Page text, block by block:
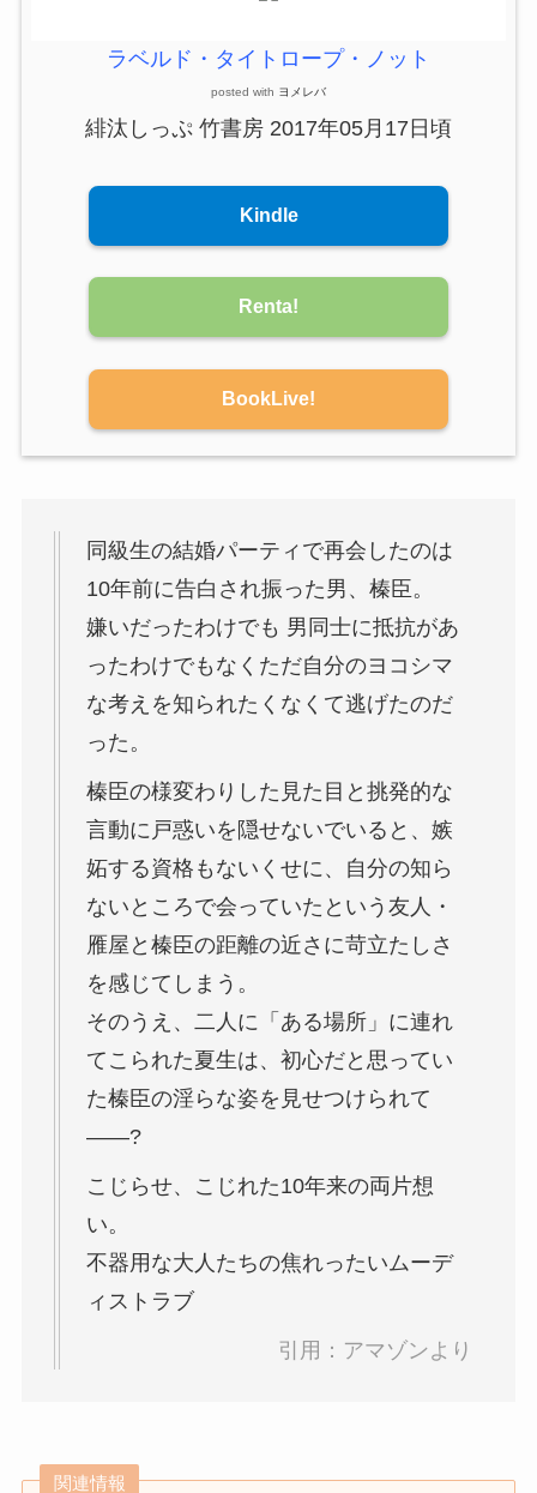
ラベルド・タイトロープ・ノット
posted with ヨメレバ
緋汰しっぷ 竹書房 2017年05月17日頃
Kindle
Renta!
BookLive!
同級生の結婚パーティで再会したのは
10年前に告白され振った男、榛臣。
嫌いだったわけでも 男同士に抵抗があ
ったわけでもなくただ自分のヨコシマ
な考えを知られたくなくて逃げたのだ
った。
榛臣の様変わりした見た目と挑発的な
言動に戸惑いを隠せないでいると、嫉
妬する資格もないくせに、自分の知ら
ないところで会っていたという友人・
雁屋と榛臣の距離の近さに苛立たしさ
を感じてしまう。
そのうえ、二人に「ある場所」に連れ
てこられた夏生は、初心だと思ってい
た榛臣の淫らな姿を見せつけられて
――?
こじらせ、こじれた10年来の両片想
い。
不器用な大人たちの焦れったいムーデ
ィストラブ
引用：アマゾンより
関連情報